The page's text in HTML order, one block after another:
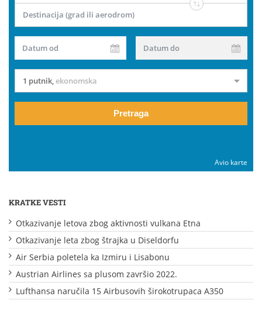
Destinacija (grad ili aerodrom)
Datum od Datum do
1 putnik,ekonomska
Pretraga
Avio karte
KRATKE VESTI
Otkazivanje letova zbog aktivnosti vulkana Etna
Otkazivanje leta zbog štrajka u Diseldorfu
Air Serbia poletela ka Izmiru i Lisabonu
Austrian Airlines sa plusom završio 2022.
Lufthansa naručila 15 Airbusovih širokotrupaca A350